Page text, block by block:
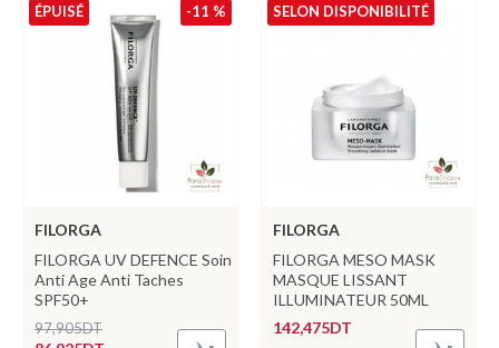
-11 %
ÉPUISÉ
FILORGA
FILORGA UV DEFENCE Soin
Anti Age Anti Taches
SPF50+
97,905DT
SELON DISPONIBILITÉ
FILORGA
FILORGA MESO MASK
MASQUE LISSANT
ILLUMINATEUR 50ML
142,475DT